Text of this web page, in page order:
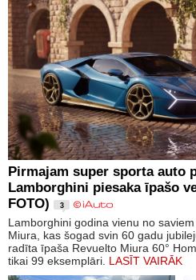
Pirmajam super sporta auto
Lamborghini piesaka īpašo
FOTO)
3
Lamborghini godina vienu no
Miura, kas šogad svin 60 gadu
radīta īpaša Revuelto Miura 60°
tikai 99 eksemplāri. LASĪT VAIRĀK